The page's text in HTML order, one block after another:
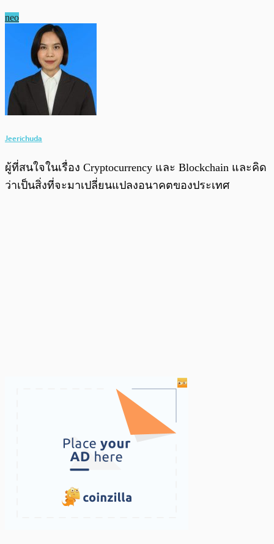
neo
Jeerichuda
ผู้ที่สนใจในเรื่อง Cryptocurrency และ Blockchain และคิด
ว่าเป็นสิ่งที่จะมาเปลี่ยนแปลงอนาคตของประเทศ